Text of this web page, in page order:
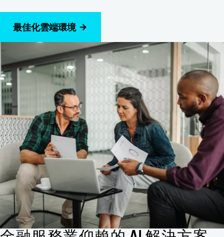
最佳化雲端環境